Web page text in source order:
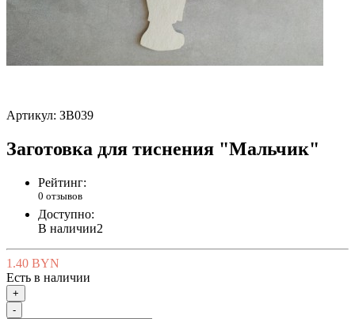
Артикул: ЗВ039
Заготовка для тиснения "Мальчик"
Рейтинг:
0 отзывов
Доступно:
В наличии2
1.40 BYN
Есть в наличии
+
-